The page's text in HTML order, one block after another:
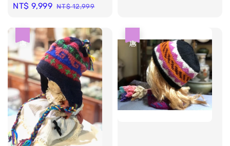
Sale
NT$ 9,999 Regular
NT$ 12,999